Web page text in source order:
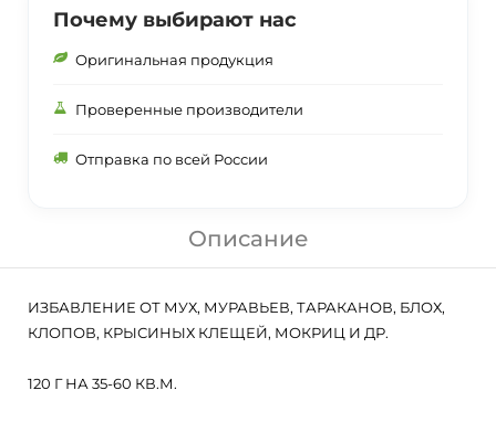
Почему выбирают нас
Оригинальная продукция
Проверенные производители
Отправка по всей России
Описание
ИЗБАВЛЕНИЕ ОТ МУХ, МУРАВЬЕВ, ТАРАКАНОВ, БЛОХ,
КЛОПОВ, КРЫСИНЫХ КЛЕЩЕЙ, МОКРИЦ И ДР.
120 Г НА 35-60 КВ.М.